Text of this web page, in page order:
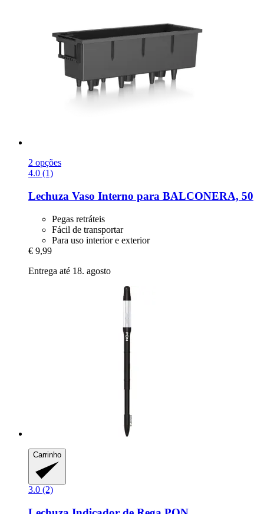
2 opções
4.0 (1)
Lechuza Vaso Interno para BALCONERA, 50
Pegas retráteis
Fácil de transportar
Para uso interior e exterior
€ 9,99
Entrega até 18. agosto
Carrinho
3.0 (2)